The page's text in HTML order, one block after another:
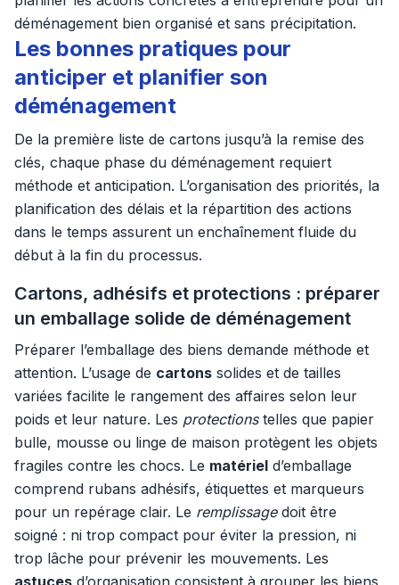
déménagement bien organisé et sans précipitation.
Les bonnes pratiques pour
anticiper et planifier son
déménagement
De la première liste de cartons jusqu’à la remise des
clés, chaque phase du déménagement requiert
méthode et anticipation. L’organisation des priorités, la
planification des délais et la répartition des actions
dans le temps assurent un enchaînement fluide du
début à la fin du processus.
Cartons, adhésifs et protections : préparer
un emballage solide de déménagement
Préparer l’emballage des biens demande méthode et
attention. L’usage de cartons solides et de tailles
variées facilite le rangement des affaires selon leur
poids et leur nature. Les protectionstelles que papier
bulle, mousse ou linge de maison protègent les objets
fragiles contre les chocs. Le matériel d’emballage
comprend rubans adhésifs, étiquettes et marqueurs
pour un repérage clair. Le remplissagedoit être
soigné : ni trop compact pour éviter la pression, ni
trop lâche pour prévenir les mouvements. Les
astuces d’organisation consistent à grouper les biens